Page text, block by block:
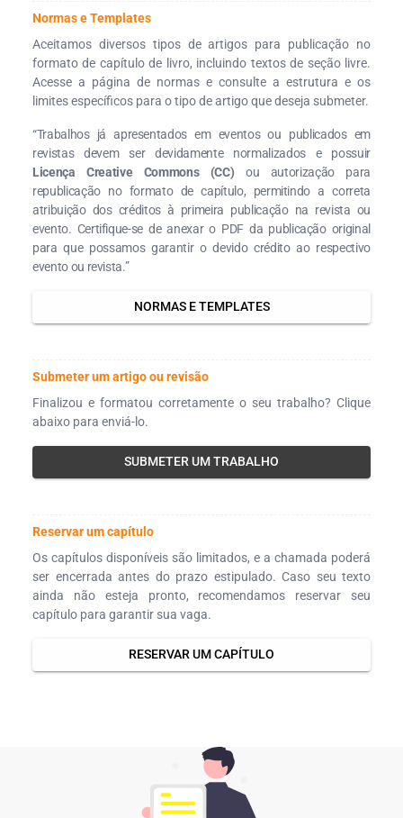
Normas e Templates
Aceitamos diversos tipos de artigos para publicação no
formato de capítulo de livro, incluindo textos de seção livre.
Acesse a página de normas e consulte a estrutura e os
limites específicos para o tipo de artigo que deseja submeter.
“Trabalhos já apresentados em eventos ou publicados em
revistas devem ser devidamente normalizados e possuir
Licença Creative Commons (CC) ou autorização para
republicação no formato de capítulo, permitindo a correta
atribuição dos créditos à primeira publicação na revista ou
evento. Certifique-se de anexar o PDF da publicação original
para que possamos garantir o devido crédito ao respectivo
evento ou revista.”
NORMAS E TEMPLATES
Submeter um artigo ou revisão
Finalizou e formatou corretamente o seu trabalho? Clique
abaixo para enviá-lo.
SUBMETER UM TRABALHO
Reservar um capítulo
Os capítulos disponíveis são limitados, e a chamada poderá
ser encerrada antes do prazo estipulado. Caso seu texto
ainda não esteja pronto, recomendamos reservar seu
capítulo para garantir sua vaga.
RESERVAR UM CAPÍTULO